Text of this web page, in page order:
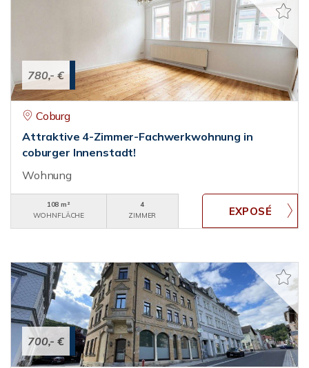
780,- €
Coburg
Attraktive 4-Zimmer-Fachwerkwohnung in
coburger Innenstadt!
Wohnung
108 m²
WOHNFLÄCHE
4
ZIMMER
700,- €